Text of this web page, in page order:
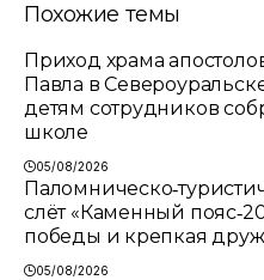
Похожие темы
Приход храма
Павла в
детям сотрудников
школе
05/08/2026
слёт «Каменный
победы и крепкая
05/08/2026